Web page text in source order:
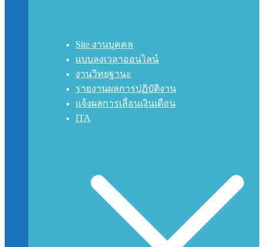
Site งานบุคคล
แบบลงเวลาออนไลน์
งานวิทยฐานะ
รายงานผลการปฏิบัติงาน
แจ้งผลการเลื่อนเงินเดือน
ITA